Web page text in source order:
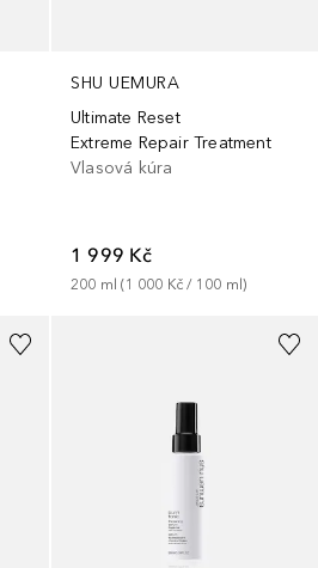
SHU UEMURA
Ultimate Reset
Extreme Repair Treatment
Vlasová kúra
1 999 Kč
200 ml (1 000 Kč / 100 ml)